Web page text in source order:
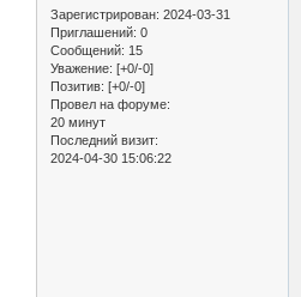
Зарегистрирован: 2024-03-31
Приглашений: 0
Сообщений: 15
Уважение: [+0/-0]
Позитив: [+0/-0]
Провел на форуме:
20 минут
Последний визит:
2024-04-30 15:06:22